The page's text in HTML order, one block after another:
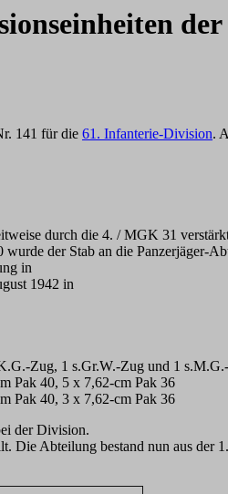
141 für die 61. Infanterie-Division.
durch die 4. / MGK 31
der Stab an die Panzerjäger-
in
1942 in
Zug, 1 s.Gr.W.-Zug und 1
Pak 40, 5 x 7,62-cm Pak 36
Pak 40, 3 x 7,62-cm Pak 36
der Division.
Die Abteilung bestand nun aus der